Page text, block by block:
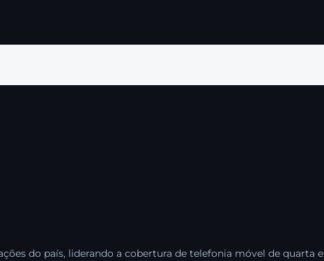
do país, liderando a cobertura de telefonia móvel de quarta e